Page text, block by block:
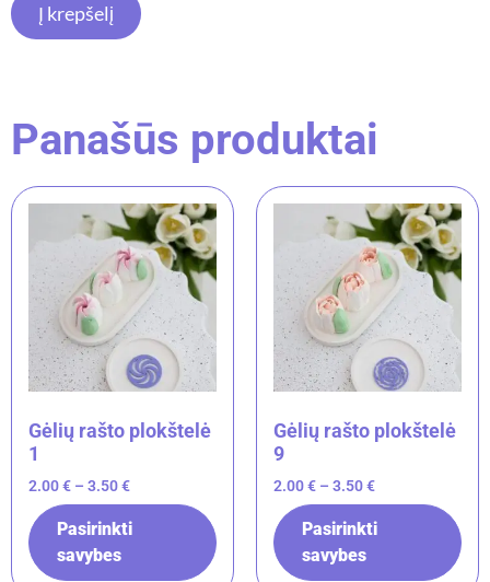
Į krepšelį
Panašūs produktai
Gėlių rašto plokštelė
1
2.00€ – 3.50€
Pasirinkti
savybes
Gėlių rašto plokštelė
9
2.00€ – 3.50€
Pasirinkti
savybes